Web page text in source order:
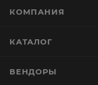
КОМПАНИЯ
КАТАЛОГ
ВЕНДОРЫ